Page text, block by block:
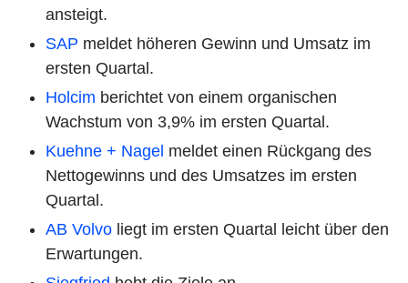
ansteigt.
SAP meldet höheren Gewinn und Umsatz im
ersten Quartal.
Holcim berichtet von einem organischen
Wachstum von 3,9% im ersten Quartal.
Kuehne + Nagel meldet einen Rückgang des
Nettogewinns und des Umsatzes im ersten
Quartal.
AB Volvo liegt im ersten Quartal leicht über den
Erwartungen.